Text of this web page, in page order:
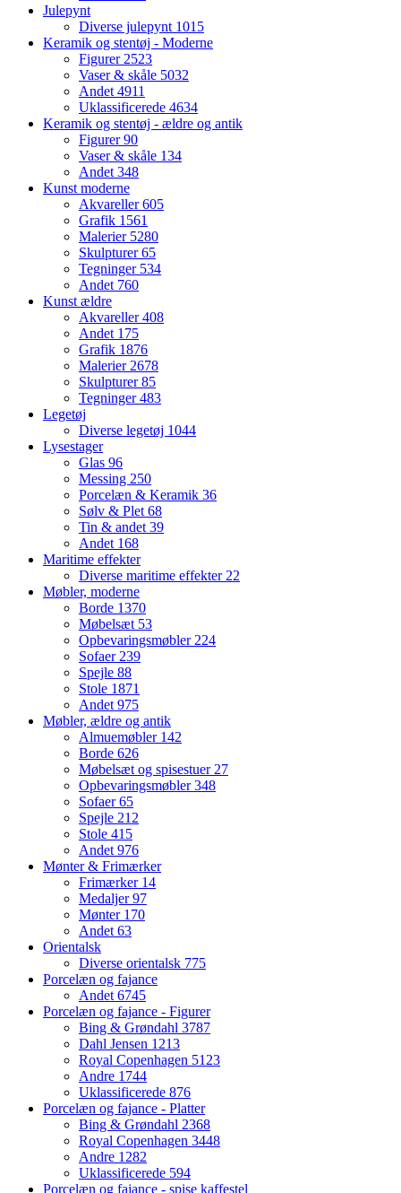
Julepynt
Diverse julepynt 1015
Keramik og stentøj - Moderne
Figurer 2523
Vaser & skåle 5032
Andet 4911
Uklassificerede 4634
Keramik og stentøj - ældre og antik
Figurer90
Vaser & skåle 134
Andet 348
Kunst moderne
Akvareller605
Grafik 1561
Malerier 5280
Skulpturer65
Tegninger 534
Andet 760
Kunst ældre
Akvareller408
Andet 175
Grafik 1876
Malerier 2678
Skulpturer85
Tegninger483
Legetøj
Diverse legetøj 1044
Lysestager
Glas 96
Messing 250
Porcelæn & Keramik 36
Sølv & Plet 68
Tin & andet 39
Andet 168
Maritime effekter
Diverse maritime effekter 22
Møbler, moderne
Borde 1370
Møbelsæt 53
Opbevaringsmøbler 224
Sofaer 239
Spejle 88
Stole 1871
Andet 975
Møbler, ældre og antik
Almuemøbler 142
Borde 626
Møbelsæt og spisestuer 27
Opbevaringsmøbler348
Sofaer65
Spejle 212
Stole 415
Andet 976
Mønter & Frimærker
Frimærker 14
Medaljer97
Mønter 170
Andet 63
Orientalsk
Diverse orientalsk 775
Porcelæn og fajance
Andet 6745
Porcelæn og fajance - Figurer
Bing & Grøndahl 3787
Dahl Jensen 1213
Royal Copenhagen 5123
Andre 1744
Uklassificerede 876
Porcelæn og fajance - Platter
Bing & Grøndahl 2368
Royal Copenhagen 3448
Andre 1282
Uklassificerede 594
Porcelæn og fajance - spise kaffestel